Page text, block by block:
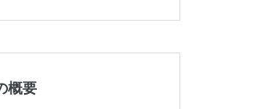
概要